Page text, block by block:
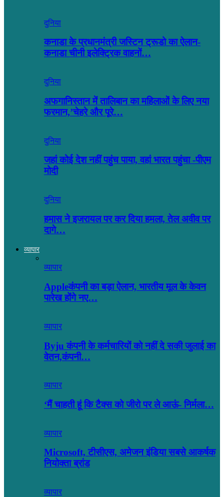
दुनिया
कनाडा के प्रधानमंत्री जस्टिन ट्रूडो का ऐलान-
कनाडा चीनी इलेक्ट्रिक वाहनों…
दुनिया
अफगानिस्तान में तालिबान का महिलाओं के लिए नया
फरमान,’चेहरे और पूरे…
दुनिया
जहां कोई देश नहीं पहुंच पाया, वहां भारत पहुंचा -पीएम
मोदी
दुनिया
हमास ने इजरायल पर कर दिया हमला, तेल अवीव पर
दागे…
व्यापार
व्यापार
Appleकंपनी का बड़ा ऐलान, भारतीय मूल के केवन
पारेख होंगे नए…
व्यापार
Byju कंपनी के कर्मचारियों को नहीं दे सकी जुलाई का
वेतन,कंपनी…
व्यापार
‘मैं चाहती हूं कि टैक्स को जीरो पर ले आऊं- निर्मला…
व्यापार
Microsoft, टीसीएस, अमेजन इंडिया सबसे आकर्षक
नियोक्ता ब्रांड
व्यापार